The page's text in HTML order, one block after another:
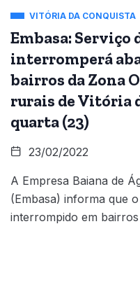
VITÓRIA DA CONQUISTA
Embasa: Serviço
interromperá
bairros da Zona
rurais de Vitória
quarta (23)
23/02/2022
A Empresa Baiana de
(Embasa) informa que
interrompido em